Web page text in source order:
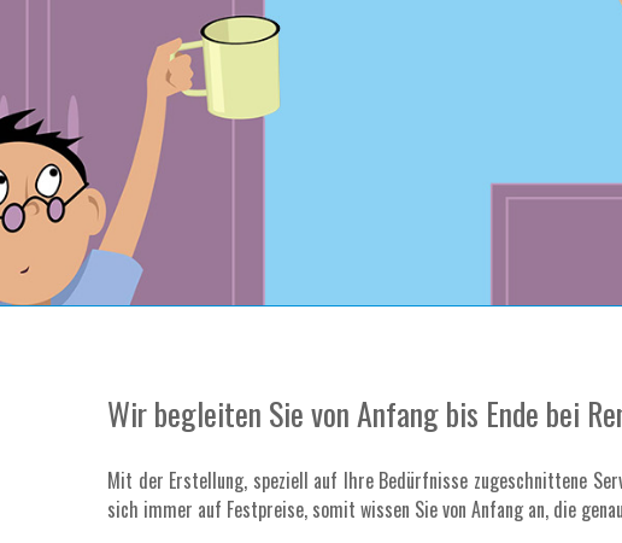
Wir begleiten Sie von Anfang bis Ende bei
Mit der Erstellung, speziell auf Ihre Bedürfnisse zugeschnittene
sich immer auf Festpreise, somit wissen Sie von Anfang an, die